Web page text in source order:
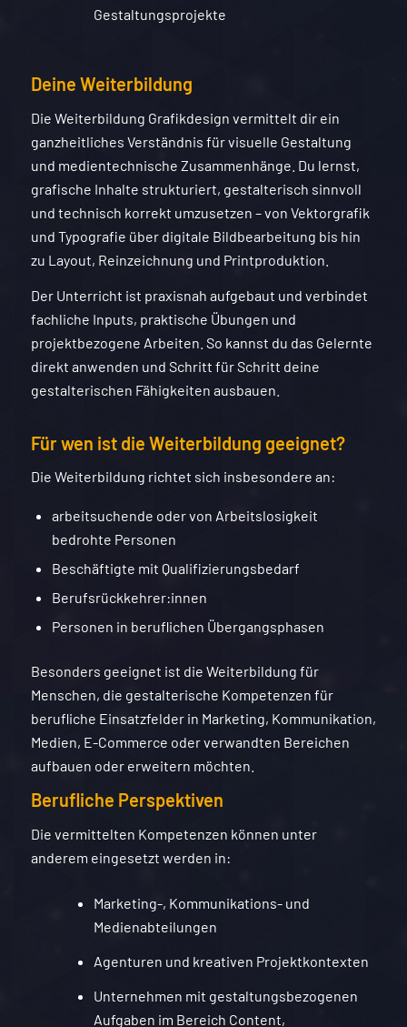
Gestaltungsprojekte
Deine Weiterbildung
Die Weiterbildung Grafikdesign vermittelt dir ein
ganzheitliches Verständnis für visuelle Gestaltung
und medientechnische Zusammenhänge. Du lernst,
grafische Inhalte strukturiert, gestalterisch sinnvoll
und technisch korrekt umzusetzen – von Vektorgrafik
und Typografie über digitale Bildbearbeitung bis hin
zu Layout, Reinzeichnung und Printproduktion.
Der Unterricht ist praxisnah aufgebaut und verbindet
fachliche Inputs, praktische Übungen und
projektbezogene Arbeiten. So kannst du das Gelernte
direkt anwenden und Schritt für Schritt deine
gestalterischen Fähigkeiten ausbauen.
Für wen ist die Weiterbildung geeignet?
Die Weiterbildung richtet sich insbesondere an:
arbeitsuchende oder von Arbeitslosigkeit
bedrohte Personen
Beschäftigte mit Qualifizierungsbedarf
Berufsrückkehrer:innen
Personen in beruflichen Übergangsphasen
Besonders geeignet ist die Weiterbildung für
Menschen, die gestalterische Kompetenzen für
berufliche Einsatzfelder in Marketing, Kommunikation,
Medien, E-Commerce oder verwandten Bereichen
aufbauen oder erweitern möchten.
Berufliche Perspektiven
Die vermittelten Kompetenzen können unter
anderem eingesetzt werden in:
Marketing-, Kommunikations- und
Medienabteilungen
Agenturen und kreativen Projektkontexten
Unternehmen mit gestaltungsbezogenen
Aufgaben im Bereich Content,